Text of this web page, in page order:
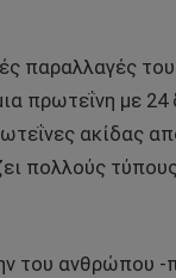
παραλλαγές
πρωτεΐνη με 24
ακίδας
πολλούς τύπους
του ανθρώπου -